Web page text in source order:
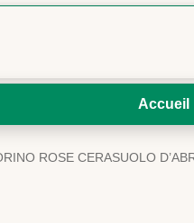
Accueil
ROSE CERASUOLO